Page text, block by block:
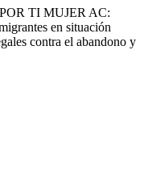
TI MUJER AC:
en situación
contra el abandono y